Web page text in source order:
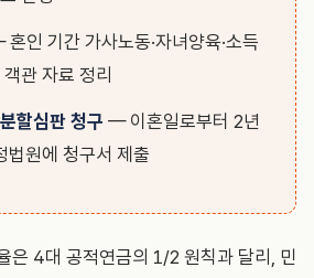
인 기간 가사노동·자녀양육·소득
관 자료 정리
할심판 청구 — 이혼일로부터 2년
법원에 청구서 제출
은 4대 공적연금의 1/2 원칙과 달리, 민